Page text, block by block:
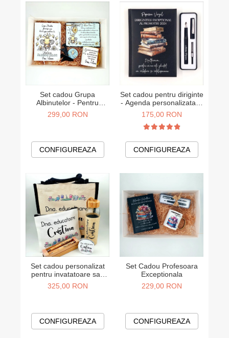
Set cadou Grupa
Albinutelor - Pentru
educatoare
299,00 RON
CONFIGUREAZA
Set cadou pentru diriginte
- Agenda personalizata si
stilou
175,00 RON
CONFIGUREAZA
Set cadou personalizat
pentru invatatoare sau
educatoare
325,00 RON
CONFIGUREAZA
Set Cadou Profesoara
Exceptionala
229,00 RON
CONFIGUREAZA